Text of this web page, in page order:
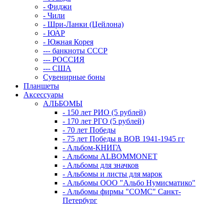
- Фиджи
- Чили
- Шри-Ланки (Цейлона)
- ЮАР
- Южная Корея
--- банкноты СССР
--- РОССИЯ
--- США
Сувенирные боны
Планшеты
Аксессуары
АЛЬБОМЫ
- 150 лет РИО (5 рублей)
- 170 лет РГО (5 рублей)
- 70 лет Победы
- 75 лет Победы в ВОВ 1941-1945 гг
- Альбом-КНИГА
- Альбомы ALBOMMONET
- Альбомы для значков
- Альбомы и листы для марок
- Альбомы ООО "Альбо Нумисматико"
- Альбомы фирмы "СОМС" Санкт-
Петербург